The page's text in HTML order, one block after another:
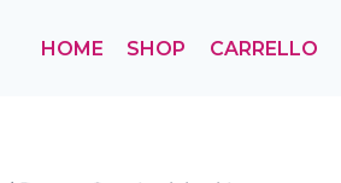
HOME SHOP CARRELLO